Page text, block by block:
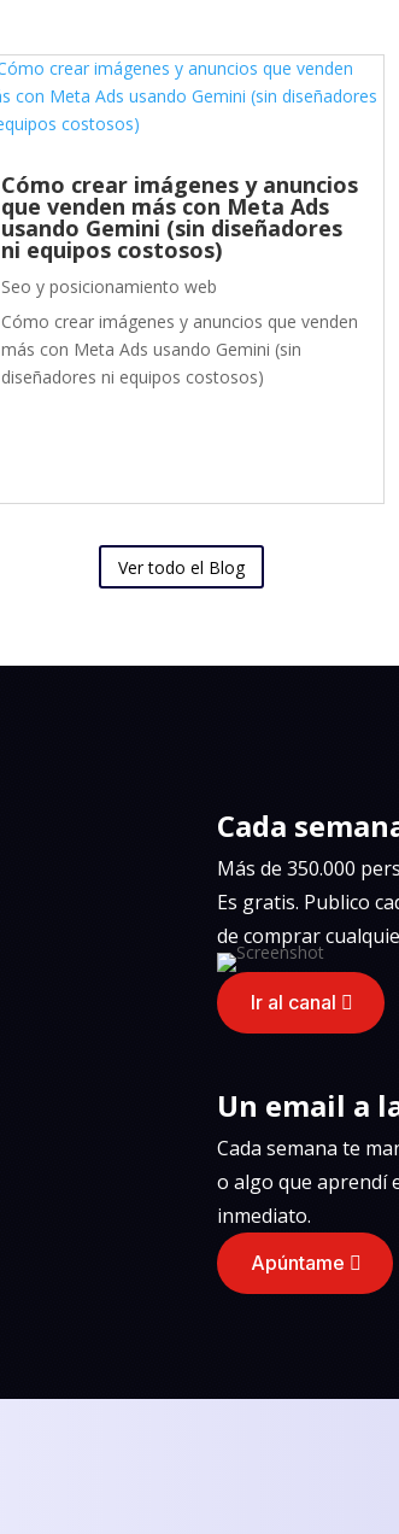
Cómo crear imágenes y anuncios
que venden más con Meta Ads
usando Gemini (sin diseñadores
ni equipos costosos)
Seo y posicionamiento web
Cómo crear imágenes y anuncios que venden
más con Meta Ads usando Gemini (sin
diseñadores ni equipos costosos)
Ver todo el Blog
Cada
Más de 350.000
Es gratis. Publico
de comprar
Ir al canal
Un email a
Cada semana te
o algo que aprendí
inmediato.
Apúntame